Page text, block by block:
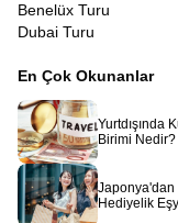
Benelüx Turu
Dubai Turu
En Çok Okunanlar
Yurtdışında
Birimi Nedir?
Japonya'dan
Hediyelik